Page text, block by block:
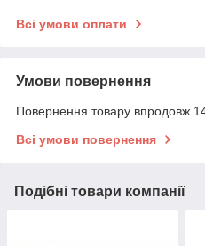
Всі умови оплати
Умови повернення
Повернення товару впродовж
Всі умови повернення
Подібні товари компанії